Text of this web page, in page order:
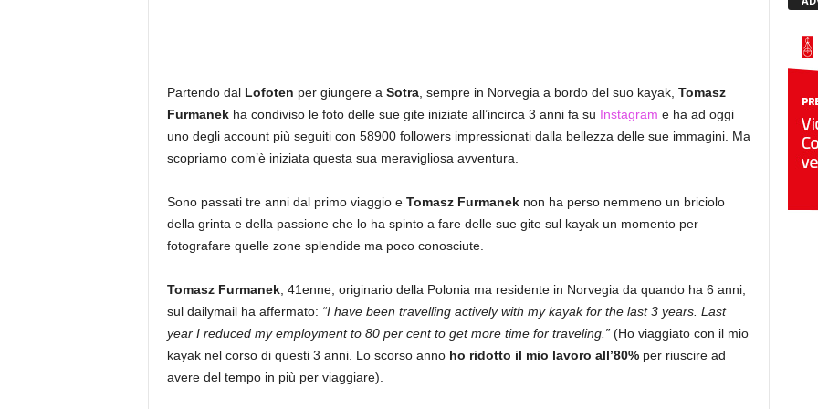
Partendo dal Lofoten per giungere a Sotra, sempre in Norvegia a bordo del suo kayak, Tomasz
Furmanekha condiviso le foto delle sue gite iniziate all’incirca 3 anni fa su Instagram e ha ad oggi
uno degli account più seguiti con 58900 followers impressionati dalla bellezza delle sue immagini. Ma
scopriamo com’è iniziata questa sua meravigliosa avventura.
Sono passati tre anni dal primo viaggio e Tomasz Furmaneknon ha perso nemmeno un briciolo
della grinta e della passione che lo ha spinto a fare delle sue gite sul kayak un momento per
fotografare quelle zone splendide ma poco conosciute.
Tomasz Furmanek, 41enne, originario della Polonia ma residente in Norvegia da quando ha 6 anni,
sul dailymail ha affermato: “I have been travelling actively with my kayak for the last 3 years. Last
year I reduced my employment to 80 per cent to get more time for traveling.”(Ho viaggiato con il mio
kayak nel corso di questi 3 anni. Lo scorso anno ho ridotto il mio lavoro all’80%per riuscire ad
avere del tempo in più per viaggiare).